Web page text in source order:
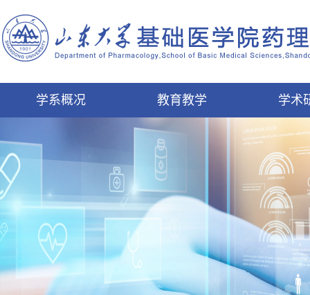
学系概况 教育教学 学术